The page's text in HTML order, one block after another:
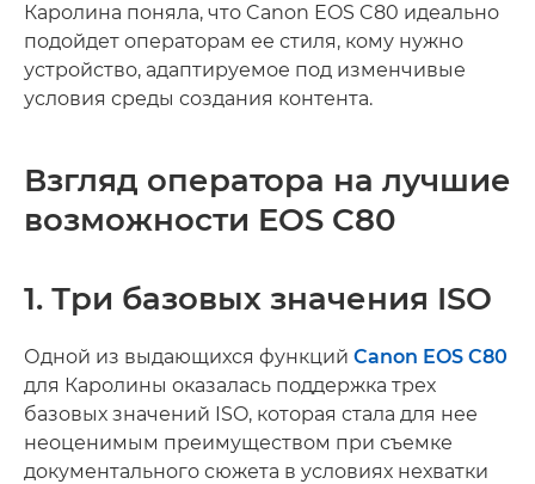
Каролина поняла, что Canon EOS C80 идеально
подойдет операторам ее стиля, кому нужно
устройство, адаптируемое под изменчивые
условия среды создания контента.
Взгляд оператора на лучшие
возможности EOS C80
1. Три базовых значения ISO
Одной из выдающихся функций Canon EOS C80
для Каролины оказалась поддержка трех
базовых значений ISO, которая стала для нее
неоценимым преимуществом при съемке
документального сюжета в условиях нехватки